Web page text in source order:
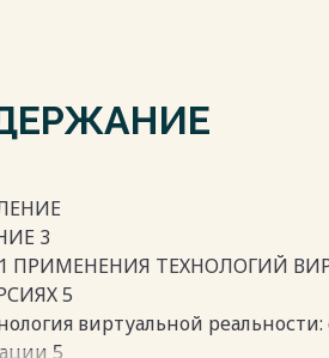
3
ПРИМЕНЕНИЯ ТЕХНОЛОГИЙ
5
виртуальной
5